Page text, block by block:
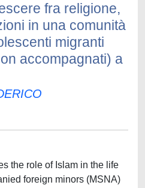
fra religione,
in una comunità
migranti
accompagnati) a
the role of Islam in the life
foreign minors (MSNA)